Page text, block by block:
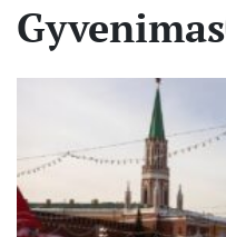
Gyvenimas